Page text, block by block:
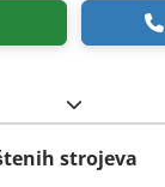
strojeva